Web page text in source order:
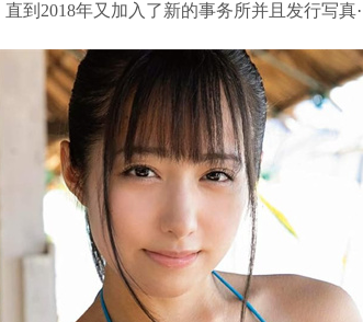
到2018年又加入了新的事务所并且发行写